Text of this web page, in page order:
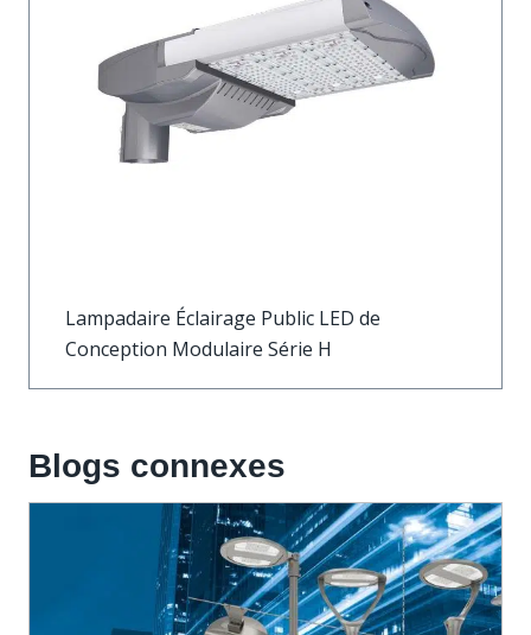
Lampadaire Éclairage Public LED de
Conception Modulaire Série H
Blogs connexes